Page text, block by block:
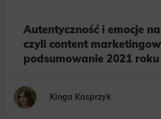
Autentyczność i emocje
czyli content
podsumowanie 2021 roku
Kinga Kasprzyk